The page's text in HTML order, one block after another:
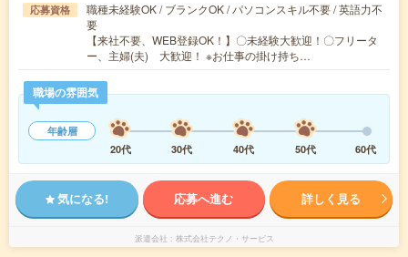
応募資格
職種未経験OK / ブランクOK / パソコンスキル不要 / 英語力不
要
【来社不要、WEB登録OK！】〇未経験大歓迎！〇フリータ
ー、主婦(夫) 大歓迎！ ※お仕事の掛け持ち…
職場の雰囲気
年齢層
20代
30代 40代 50代 60代
気になる! 応募へ進む 詳しく見る
派遣会社 株式会社テクノ・サービス